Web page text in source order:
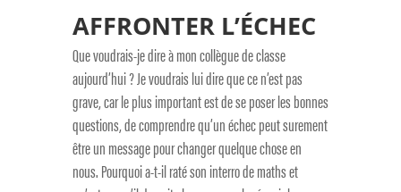
AFFRONTER L’ÉCHEC
Que voudrais-je dire à mon collègue de classe
aujourd’hui ? Je voudrais lui dire que ce n’est pas
grave, car le plus important est de se poser les bonnes
questions, de comprendre qu’un échec peut surement
être un message pour changer quelque chose en
nous. Pourquoi a-t-il raté son interro de maths et